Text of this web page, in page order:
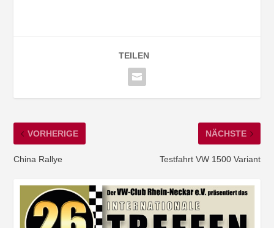
TEILEN
VORHERIGE
China Rallye
NÄCHSTE
Testfahrt VW 1500 Variant